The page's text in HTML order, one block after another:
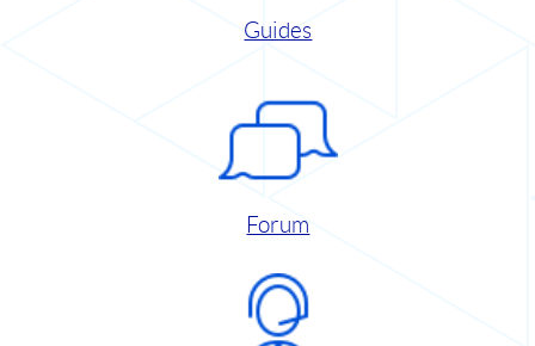
Guides
Forum